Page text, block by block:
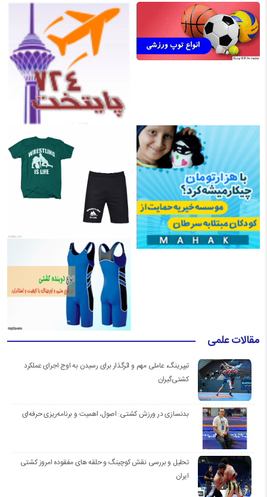
مقالات علمی
تیپرینگ، عاملی مهم و اثرگذار برای رسیدن به اوج اجرای عملکرد
کشتی‌گیران
بدنسازی در ورزش کشتی: اصول، اهمیت و برنامه‌ریزی حرفه‌ای
تحلیل و بررسی نقش کوچینگ و حلقه های مفقوده امروز کشتی
ایران